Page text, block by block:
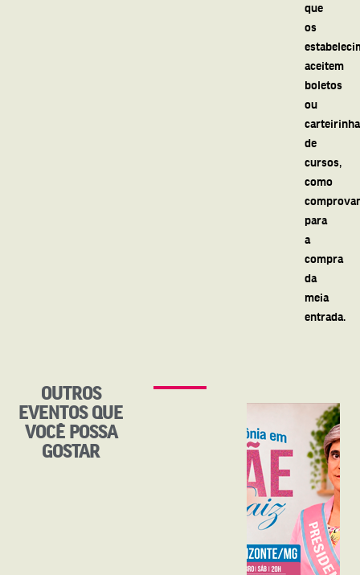
que
os
aceitem
boletos
ou
de
cursos,
como
para
a
compra
da
meia
entrada.
OUTROS
EVENTOS QUE
VOCÊ POSSA
GOSTAR